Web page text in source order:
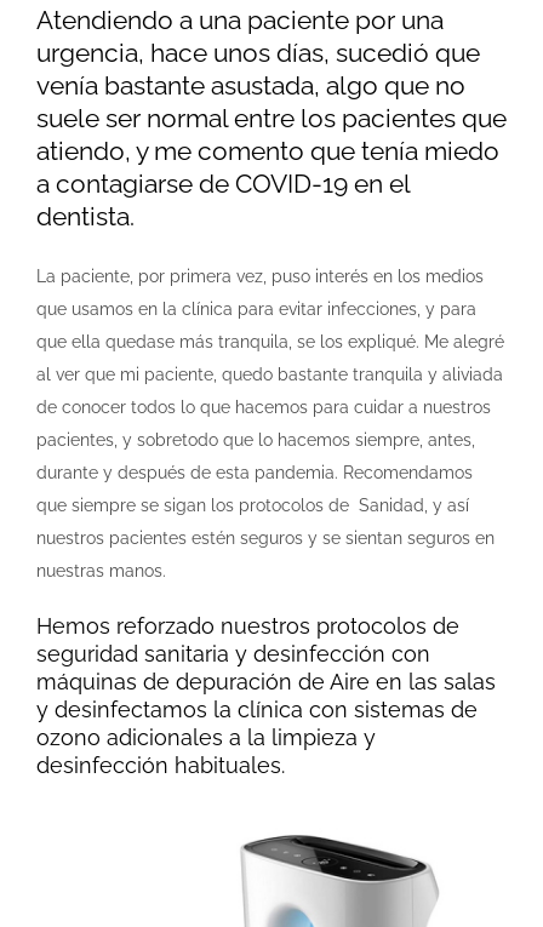
Atendiendo a una paciente por una
urgencia, hace unos días, sucedió que
venía bastante asustada, algo que no
suele ser normal entre los pacientes que
atiendo, y me comento que tenía miedo
a contagiarse de COVID-19 en el
dentista.
La paciente, por primera vez, puso interés en los medios
que usamos en la clínica para evitar infecciones, y para
que ella quedase más tranquila, se los expliqué. Me alegré
al ver que mi paciente, quedo bastante tranquila y aliviada
de conocer todos lo que hacemos para cuidar a nuestros
pacientes, y sobretodo que lo hacemos siempre, antes,
durante y después de esta pandemia. Recomendamos
que siempre se sigan los protocolos de Sanidad, y así
nuestros pacientes estén seguros y se sientan seguros en
nuestras manos.
Hemos reforzado nuestros protocolos de
seguridad sanitaria y desinfección con
máquinas de depuración de Aire en las salas
y desinfectamos la clínica con sistemas de
ozono adicionales a la limpieza y
desinfección habituales.